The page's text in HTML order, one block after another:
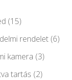
(15)
rendelet (6)
kamera (3)
tartás (2)